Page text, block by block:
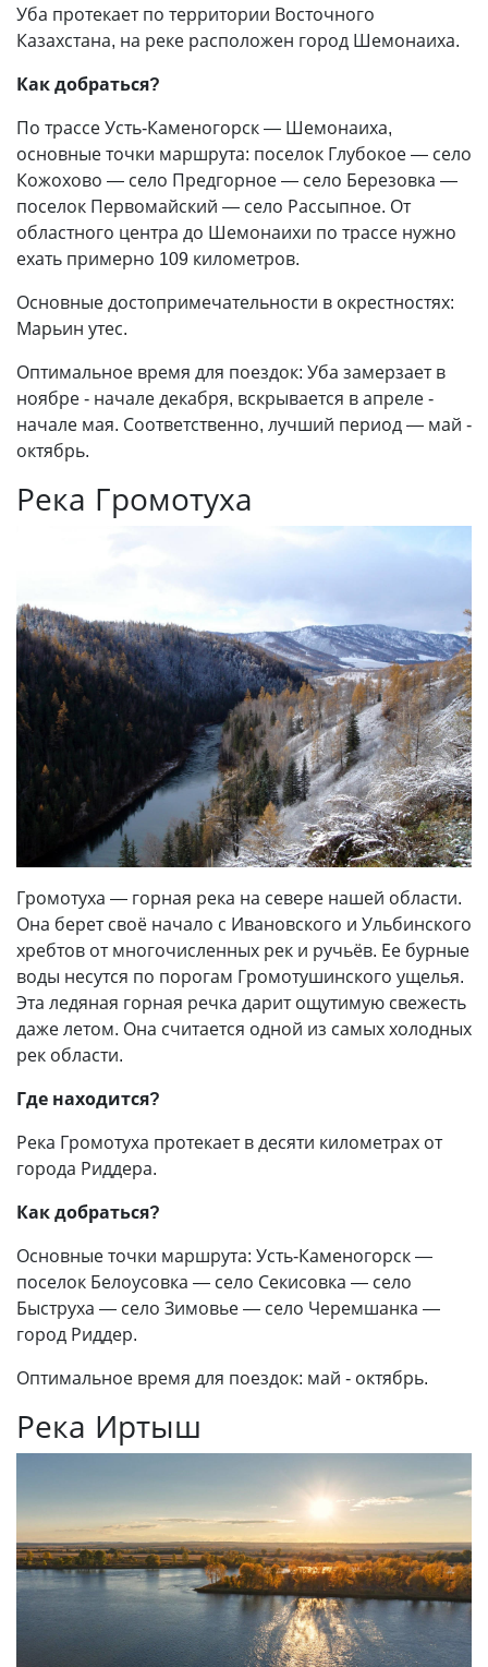
Уба протекает по территории Восточного
Казахстана, на реке расположен город Шемонаиха.
Как добраться?
По трассе Усть-Каменогорск — Шемонаиха,
основные точки маршрута: поселок Глубокое — село
Кожохово — село Предгорное — село Березовка —
поселок Первомайский — село Рассыпное. От
областного центра до Шемонаихи по трассе нужно
ехать примерно 109 километров.
Основные достопримечательности в окрестностях:
Марьин утес.
Оптимальное время для поездок: Уба замерзает в
ноябре - начале декабря, вскрывается в апреле -
начале мая. Соответственно, лучший период — май -
октябрь.
Река Громотуха
Громотуха — горная река на севере нашей области.
Она берет своё начало с Ивановского и Ульбинского
хребтов от многочисленных рек и ручьёв. Ее бурные
воды несутся по порогам Громотушинского ущелья.
Эта ледяная горная речка дарит ощутимую свежесть
даже летом. Она считается одной из самых холодных
рек области.
Где находится?
Река Громотуха протекает в десяти километрах от
города Риддера.
Как добраться?
Основные точки маршрута: Усть-Каменогорск —
поселок Белоусовка — село Секисовка — село
Быструха — село Зимовье — село Черемшанка —
город Риддер.
Оптимальное время для поездок: май - октябрь.
Река Иртыш